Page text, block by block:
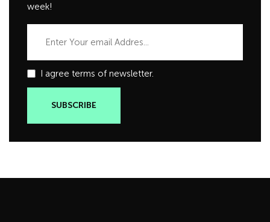
week!
I agree terms of newsletter.